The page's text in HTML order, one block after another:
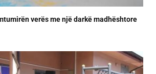
verës me një darkë madhështore